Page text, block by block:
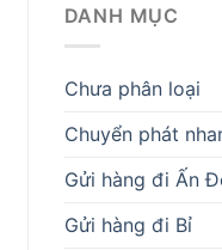
DANH MỤC
Chưa phân loại
Chuyển phát
Gửi hàng đi Ấn
Gửi hàng đi Bỉ